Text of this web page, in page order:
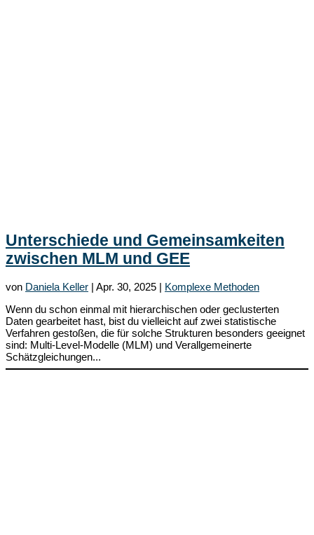
Unterschiede und Gemeinsamkeiten
zwischen MLM und GEE
von Daniela Keller | Apr. 30, 2025 | Komplexe Methoden
Wenn du schon einmal mit hierarchischen oder geclusterten
Daten gearbeitet hast, bist du vielleicht auf zwei statistische
Verfahren gestoßen, die für solche Strukturen besonders geeignet
sind: Multi-Level-Modelle (MLM) und Verallgemeinerte
Schätzgleichungen...